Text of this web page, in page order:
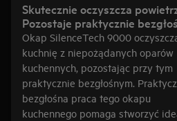
Skutecznie oczyszcza
Pozostaje praktycznie
Okap SilenceTech 9000
kuchnię z niepożądanych oparów
kuchennych, pozostając przy tym
praktycznie bezgłośnym.
bezgłośna praca tego okapu
kuchennego pomaga stworzyć